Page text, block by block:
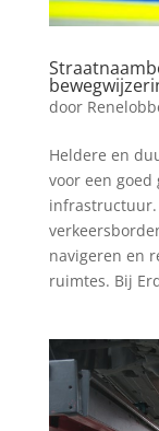
door
Heldere en
voor een goed
infrastructuur.
navigeren en
ruimtes. Bij